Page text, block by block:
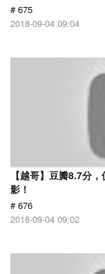
# 675
2018-09-04 09:04
【越哥】豆瓣8.7分
影！
# 676
2018-09-04 09:02